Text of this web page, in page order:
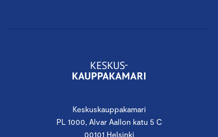
Keskuskauppakamari
PL 1000, Alvar Aallon katu 5 C
00101 Helsinki